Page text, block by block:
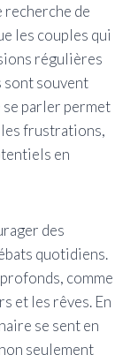
recherche de
les couples qui
régulières
sont souvent
se parler permet
frustrations,
en
des
quotidiens.
comme
et les rêves. En
se sent en
seulement